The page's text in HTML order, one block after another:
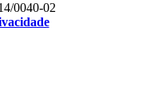
0040-02